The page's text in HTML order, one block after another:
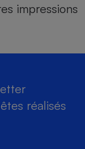
impressions
réalisés